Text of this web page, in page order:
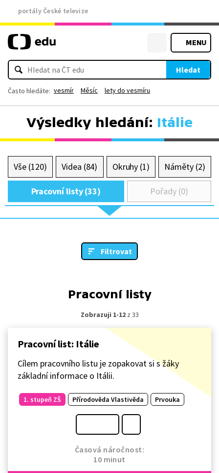
portály České televize
MENU
Hledat
Často hledáte: vesmír Měsíc lety do vesmíru
Výsledky hledání: Itálie
Vše (120) Videa (84) Okruhy (1) Náměty (2)
Pracovní listy (33) Pořady (0)
Filtrovat
Pracovní listy
Zobrazuji 1-12z 33
Pracovní list: Itálie
Cílem pracovního listu je zopakovat si s žáky
základní informace o Itálii.
1. stupeň ZŠ Přírodověda Vlastivěda Prvouka
Časová náročnost:
10 minut